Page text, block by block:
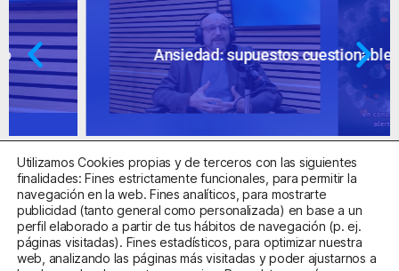
Ansiedad: supuestos cuestionables
Centro Sanitario Autorizado con el código E08737002
Utilizamos Cookies propias y de terceros con las siguientes
finalidades: Fines estrictamente funcionales, para permitir la
navegación en la web. Fines analíticos, para mostrarte
publicidad (tanto general como personalizada) en base a un
perfil elaborado a partir de tus hábitos de navegación (p. ej.
páginas visitadas). Fines estadísticos, para optimizar nuestra
web, analizando las páginas más visitadas y poder ajustarnos a